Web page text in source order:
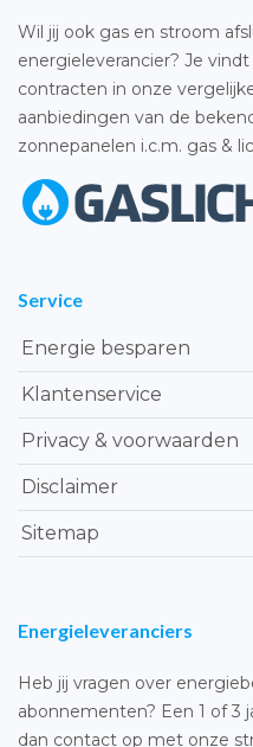
Wil jij ook gas en stroom
energieleverancier? Je
contracten in onze
aanbiedingen van de
zonnepanelen i.c.m. gas &
Service
Energie besparen
Klantenservice
Privacy & voorwaarden
Disclaimer
Sitemap
Energieleveranciers
Heb jij vragen over
abonnementen? Een 1 of 3
dan contact op met onze